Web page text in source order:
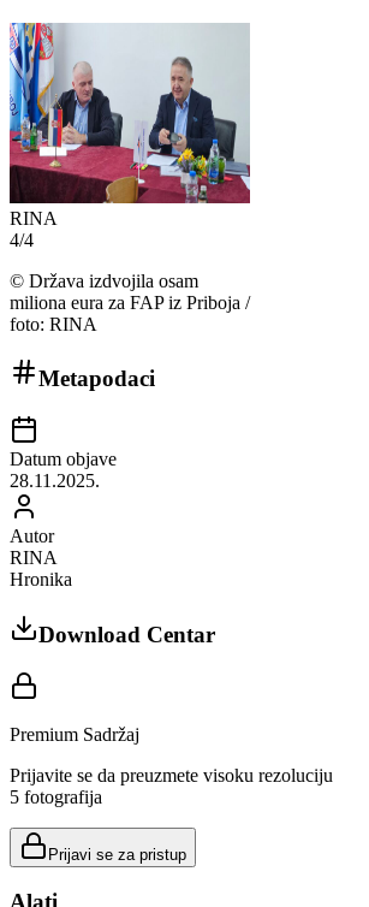
RINA
4/4
© Država izdvojila osam
miliona eura za FAP iz Priboja /
foto: RINA
Metapodaci
Datum objave
28.11.2025.
Autor
RINA
Hronika
Download Centar
Premium Sadržaj
Prijavite se da preuzmete visoku rezoluciju
5 fotografija
Prijavi se za pristup
Alati